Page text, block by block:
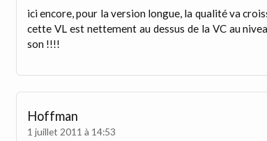
ici encore, pour la version longue, la qualité va
cette VL est nettement au dessus de la VC au
son !!!!
Hoffman
1 juillet 2011 à 14:53